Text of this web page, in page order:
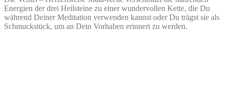
Energien der drei Heilsteine zu einer wundervollen Kette, die Du
während Deiner Meditation verwenden kannst oder Du trägst sie als
Schmuckstück, um an Dein Vorhaben erinnert zu werden.